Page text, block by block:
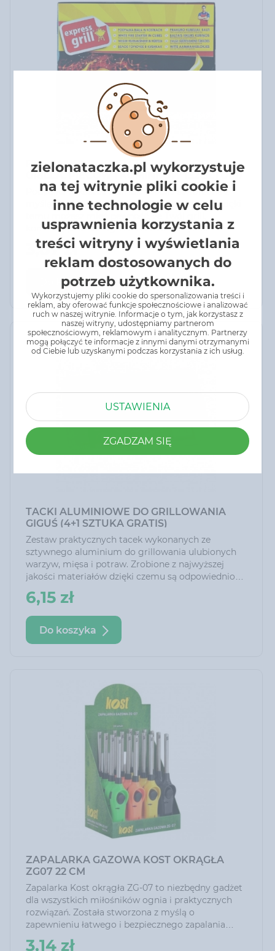
PODPAŁKA W KOSTCE FLAMBIT DO
GRILLA, PIECÓW I KOMINKÓW (32 SZTUKI)
Podpałka w kostce Flambit została stworzona z
myślą o najwyższej jakości oraz wydajności. Dzięki
temu możesz mieć pewność, że Twój grill,
kominek, piec lub ognisko zostanie szybko i
skutecznie rozpalone.
3,87 zł
Do koszyka
TACKI ALUMINIOWE DO GRILLOWANIA
GIGUŚ (4+1 SZTUKA GRATIS)
Zestaw praktycznych tacek wykonanych ze
sztywnego aluminium do grillowania ulubionych
warzyw, mięsa i potraw. Zrobione z najwyższej
jakości materiałów dzięki czemu są odpowiednio
wytrzymałe.
6,15 zł
Do koszyka
ZAPALARKA GAZOWA KOST OKRĄGŁA
ZG07 22 CM
Zapalarka Kost okrągła ZG-07 to niezbędny gadżet
dla wszystkich miłośników ognia i praktycznych
rozwiązań. Została stworzona z myślą o
zapewnieniu łatwego i bezpiecznego zapalania
różnych rodzajów gazu. Doskonale sprawdzi się
3,14 zł
zielonataczka.pl wykorzystuje
na tej witrynie pliki cookie i
inne technologie w celu
usprawnienia korzystania z
treści witryny i wyświetlania
reklam dostosowanych do
potrzeb użytkownika.
Wykorzystujemy pliki cookie do spersonalizowania treści i
reklam, aby oferować funkcje społecznościowe i analizować
ruch w naszej witrynie. Informacje o tym, jak korzystasz z
naszej witryny, udostępniamy partnerom
społecznościowym, reklamowym i analitycznym. Partnerzy
mogą połączyć te informacje z innymi danymi otrzymanymi
od Ciebie lub uzyskanymi podczas korzystania z ich usług.
USTAWIENIA
ZGADZAM SIĘ